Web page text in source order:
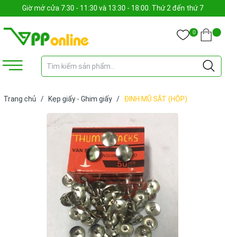
Giờ mở cửa 7:30 - 11:30 và 13:30 - 18:00. Thứ 2 đến thứ 7
0
Trang chủ / Kẹp giấy - Ghim giấy / ĐINH MŨ SẮT (HỘP)